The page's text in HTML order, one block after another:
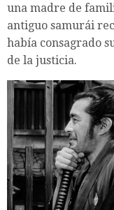
una madre de
antiguo samurái
había consagrado
de la justicia.